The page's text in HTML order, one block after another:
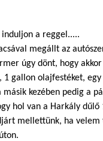
a reggel.....
megállt az
úgy dönt, hogy
1 gallon olajfestéket,
kezében pedig a
hol van a Harkály dűlő
mellettünk, ha velem